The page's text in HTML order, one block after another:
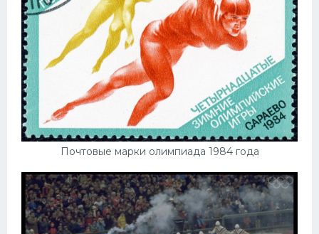
Почтовые марки олимпиада 1984 года